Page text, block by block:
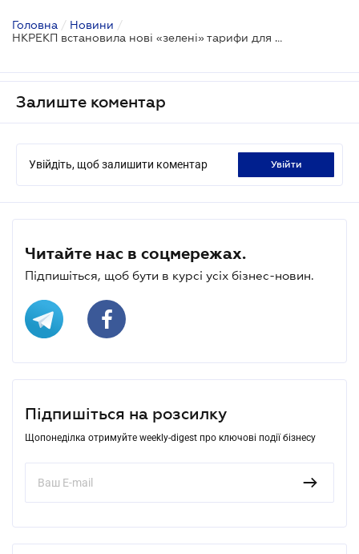
Головна / Новини /
НКРЕКП встановила нові «зелені» тарифи для споживачів та домогосподарств на 2026 рік
Залиште коментар
Увійдіть, щоб залишити коментар увійти
Читайте нас в соцмережах.
Підпишіться, щоб бути в курсі усіх бізнес-новин.
Підпишіться на розсилку
Щопонеділка отримуйте weekly-digest про ключові події бізнесу